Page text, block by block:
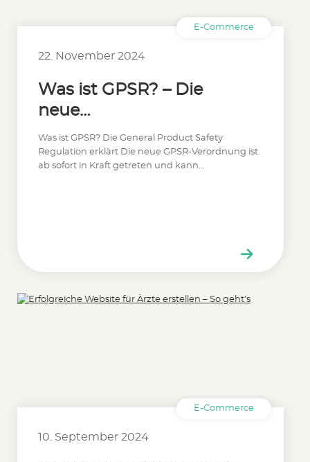
E-Commerce
22. November 2024
Was ist GPSR? – Die
neue
Produktsicherheitsveror
dnung erklärt
Was ist GPSR? Die General Product Safety
Regulation erklärt Die neue GPSR-Verordnung ist
ab sofort in Kraft getreten und kann…
E-Commerce
10. September 2024